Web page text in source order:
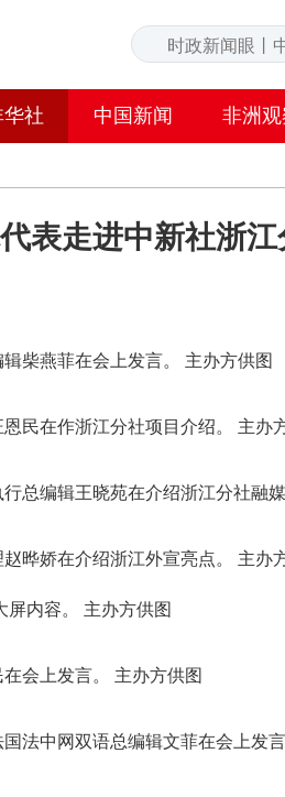
社 中国新闻 非洲观
表走进中新社浙
柴燕菲在会上发言。 主办方供图
民在作浙江分社项目介绍。 主办
总编辑王晓苑在介绍浙江分社融
晔娇在介绍浙江外宣亮点。 主办
内容。 主办方供图
会上发言。 主办方供图
法中网双语总编辑文菲在会上发